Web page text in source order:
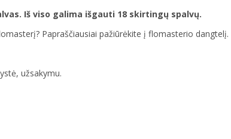
Iš viso galima išgauti 18 skirtingų spalvų.
Papraščiausiai pažiūrėkite į flomasterio dangtelį.
užsakymu.